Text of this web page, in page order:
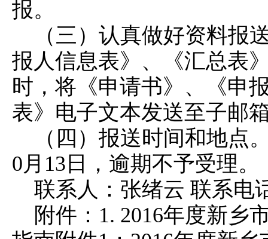
报。
（三）认真做好资料报
报人信息表》、《汇总表
时，将《申请书》、《申
表》电子文本发送至子邮
（四）报送时间和地点
0月13日，逾期不予受理。
联系人：张绪云 联系电
附件：1. 2016年度新乡